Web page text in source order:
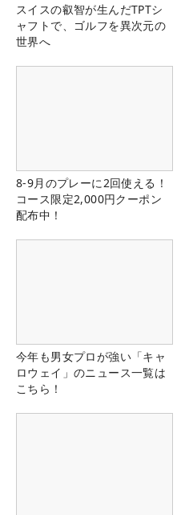
スイスの叡智が生んだTPTシ
ャフトで、ゴルフを異次元の
世界へ
8-9月のプレーに2回使える！
コース限定2,000円クーポン
配布中！
今年も男女プロが強い「キャ
ロウェイ」のニュース一覧は
こちら！